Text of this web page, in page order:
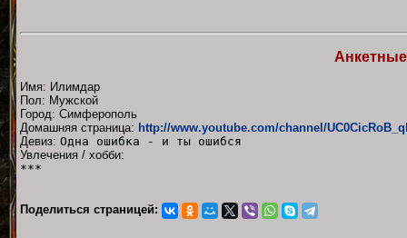
Имя: Илимдар
Пол: Мужской
Город: Симферополь
Домашняя страница: http://www.youtube.com/channel/
Девиз: Одна ошибка - и ты ошибся
Увлечения / хобби:
***
Поделиться страницей: